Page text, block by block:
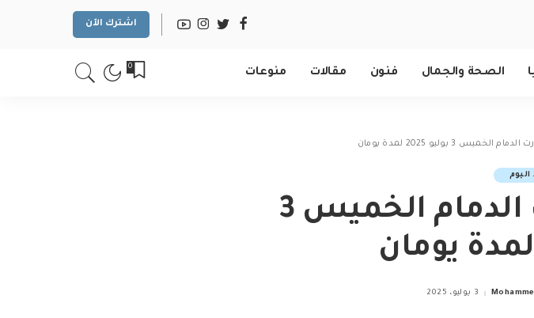
اشترك الآن
الصحة والجمال فنون مقالات منوعات 0
3 يوليو 2025 لمدة يومان
اليوم
عروض جراند مارت الدمام الخميس 3
3 يوليو، 2025